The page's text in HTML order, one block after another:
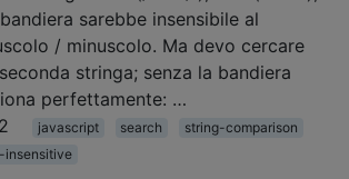
sarebbe insensibile al
/ minuscolo. Ma devo cercare
stringa; senza la bandiera
perfettamente: …
javascript search
string-comparison
insensitive